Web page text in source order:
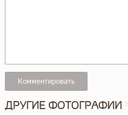
ДРУГИЕ ФОТОГРАФИИ